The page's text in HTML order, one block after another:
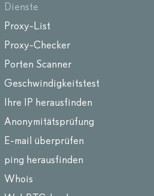
Dienste
Proxy-List
Proxy-Checker
Porten Scanner
Geschwindigkeitstest
Ihre IP herausfinden
Anonymitätsprüfung
E-mail überprüfen
ping herausfinden
Whois